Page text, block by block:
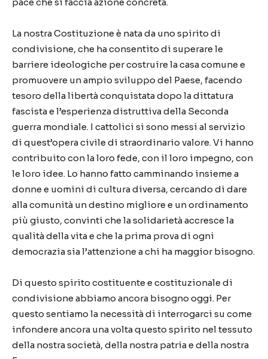
La nostra Costituzione è nata da uno spirito di
condivisione, che ha consentito di superare le
barriere ideologiche per costruire la casa comune e
promuovere un ampio sviluppo del Paese, facendo
tesoro della libertà conquistata dopo la dittatura
fascista e l’esperienza distruttiva della Seconda
guerra mondiale. I cattolici si sono messi al servizio
di quest’opera civile di straordinario valore. Vi hanno
contribuito con la loro fede, con il loro impegno, con
le loro idee. Lo hanno fatto camminando insieme a
donne e uomini di cultura diversa, cercando di dare
alla comunità un destino migliore e un ordinamento
più giusto, convinti che la solidarietà accresce la
qualità della vita e che la prima prova di ogni
democrazia sia l’attenzione a chi ha maggior bisogno.
Di questo spirito costituente e costituzionale di
condivisione abbiamo ancora bisogno oggi. Per
questo sentiamo la necessità di interrogarci su come
infondere ancora una volta questo spirito nel tessuto
della nostra società, della nostra patria e della nostra